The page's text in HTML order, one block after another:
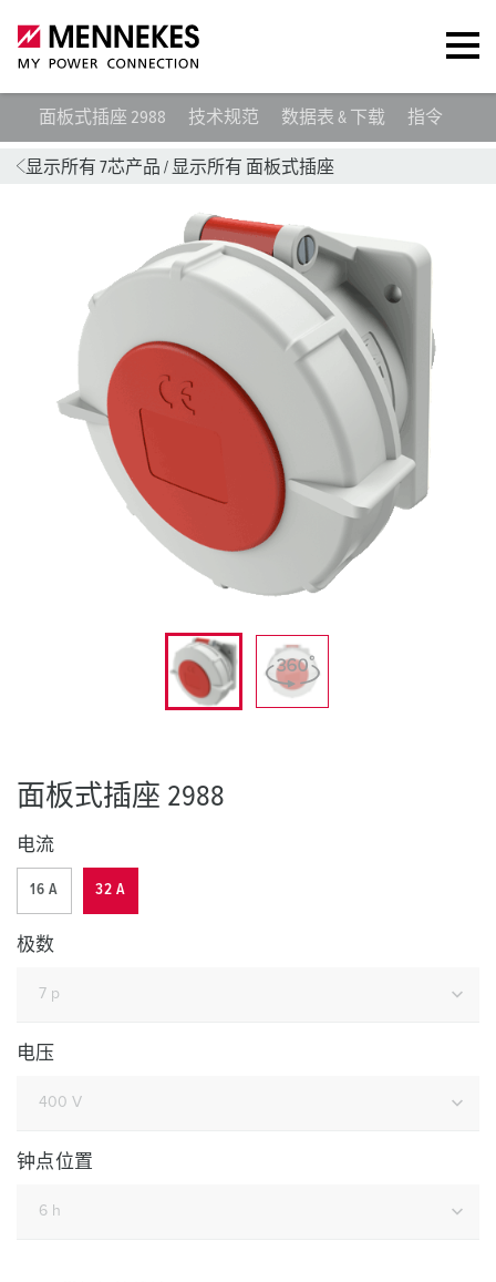
面板式插座 2988 技术规范 数据表 & 下载 指令
显示所有 7芯产品 / 显示所有 面板式插座
面板式插座 2988
电流
16 A 32 A
极数
电压
钟点位置